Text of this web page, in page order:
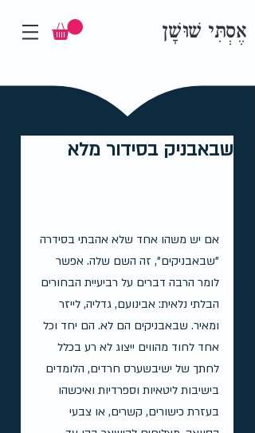
אֶסְתִּי שׁוּשָׁן
שבאבניק בסידור מלא
אם יש משהו אחד שלא אהבתי בסידרה
"שבאבניקים", זה השם שלה. אפשר
לומר הרבה דברים על רביעיית הבחורים
הבלתי נלאית: אבינועם, גדליה, לייזר
ומאיר. שבאבניקים הם לא. הם יחד וכל
אחד לחוד מהווים ייצוג לא רע בכלל
לחתך של ישיבשערס חרדים, הלומדים
בישיבות ליטאיות וספרדיות ואיכשהו
בעזרת כישורים, קשרים, או צבעי